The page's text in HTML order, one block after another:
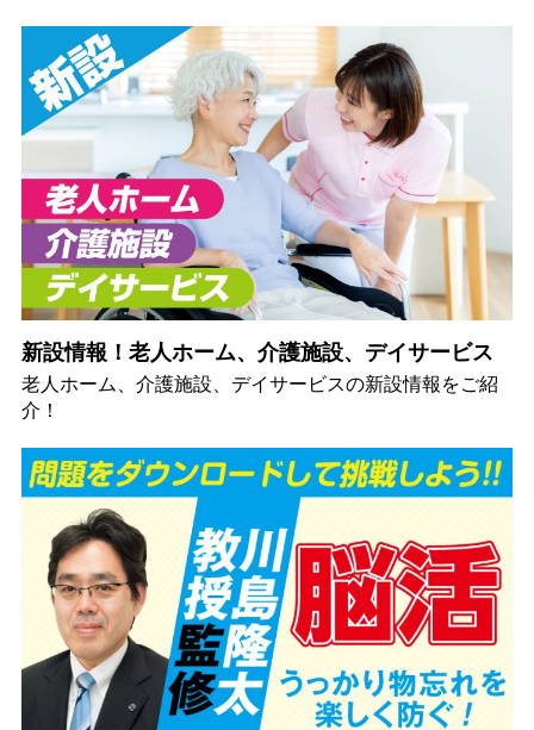
新設情報！老人ホーム、介護施設、デイサービス
老人ホーム、介護施設、デイサービスの新設情報をご紹
介！